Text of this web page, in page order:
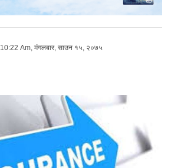
10:22 Am, मंगलबार, साउन १५, २०७५